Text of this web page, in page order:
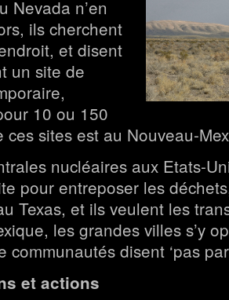
Nevada n’en
ils cherchent
et disent
un site de
10 ou 150
ces sites est au Nouveau-
nucléaires aux Etats-
pour entreposer les
Texas, et ils veulent les
les grandes villes s’y
communautés disent ‘pas
et actions